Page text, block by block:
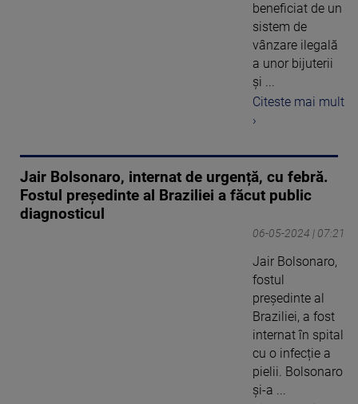
beneficiat de un
sistem de
vânzare ilegală
a unor bijuterii
şi ...
Citeste mai mult
›
Jair Bolsonaro, internat de urgență, cu febră.
Fostul președinte al Braziliei a făcut public
diagnosticul
06-05-2024 | 07:21
Jair Bolsonaro,
fostul
președinte al
Braziliei, a fost
internat în spital
cu o infecție a
pielii. Bolsonaro
și-a ...